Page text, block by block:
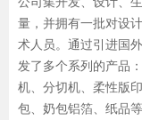
量，并拥有一批对设
术人员。通过引进国
发了多个系列的产品
机、分切机、柔性版
包、奶包铝箔、纸品